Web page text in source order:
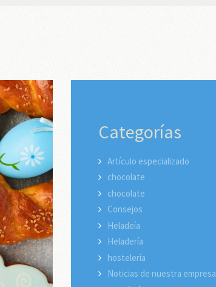
Categorías
Artículo especializado
chocolate
chocolate
Consejos
Heladeía
Heladería
hostelería
Noticias de nuestra empresa